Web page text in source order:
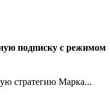
подписку с режимом
стратегию Марка...